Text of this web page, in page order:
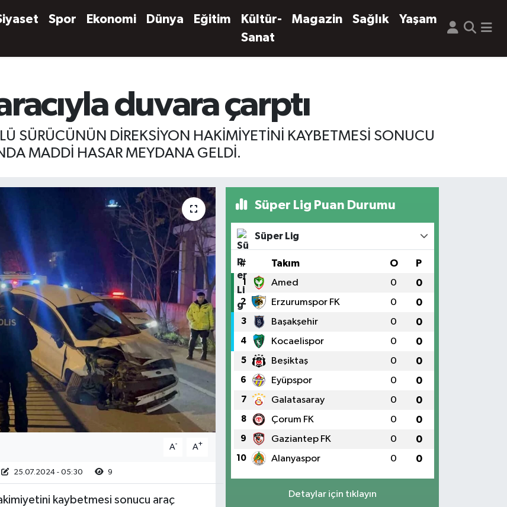
Spor Ekonomi Dünya Eğitim
Kültür-
Sanat
Magazin Sağlık Yaşam
duvara çarptı
SÜRÜCÜNÜN DİREKSİYON HAKİMİYETİNİ KAYBETMESİ SONUCU
MADDİ HASAR MEYDANA GELDİ.
A- A+
25.07.2024 - 05:30 9
kaybetmesi sonucu araç
Süper Lig Puan Durumu
Süper Lig
# Takım O P
1 Amed 0 0
2 Erzurumspor FK 0 0
3 Başakşehir 0 0
4 Kocaelispor 0 0
5 Beşiktaş 0 0
6 Eyüpspor 0 0
7 Galatasaray 0 0
8 Çorum FK 0 0
9 Gaziantep FK 0 0
10 Alanyaspor 0 0
Detaylar için tıklayın